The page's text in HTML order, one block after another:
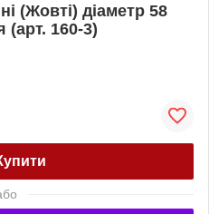
(Жовті) діаметр 58
160-3)